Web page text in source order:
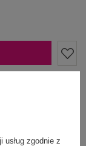
zgodnie z